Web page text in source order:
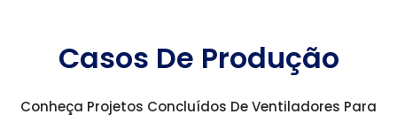
Casos De Produção
Conheça Projetos Concluídos De Ventiladores Para